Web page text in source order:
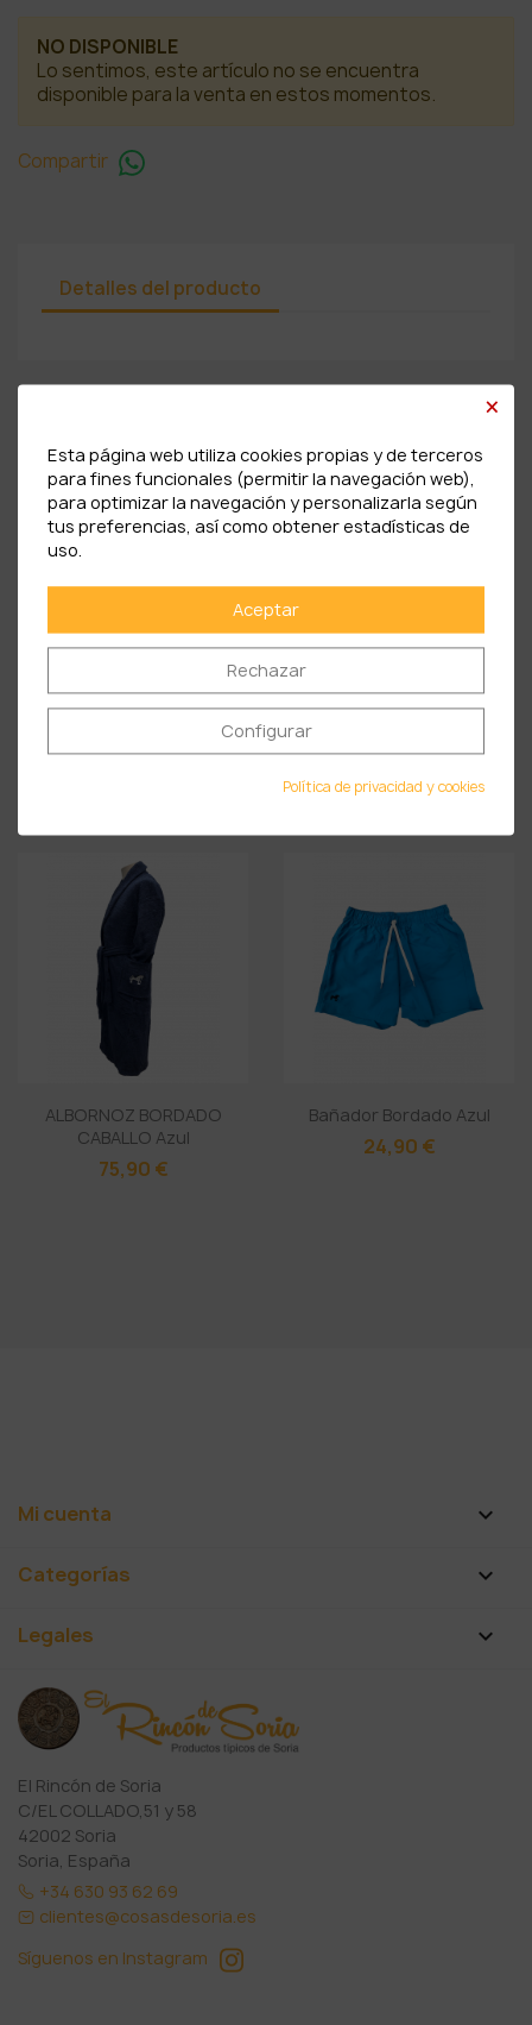
NO DISPONIBLE
Lo sentimos, este artículo no se encuentra
disponible para la venta en estos momentos.
Compartir
Detalles del producto
TOALLA CABALLO DE SORIA
75,90 €
ALBORNOZ BORDADO
CABALLO Azul
75,90 €
Bañador Bordado Azul
24,90 €
Mi cuenta 
Categorías 
Legales 
El Rincón de Soria
C/EL COLLADO,51 y 58
42002 Soria
Soria, España
+34 630 93 62 69
clientes@cosasdesoria.es
Síguenos en Instagram
×
Esta página web utiliza cookies propias y de terceros
para fines funcionales (permitir la navegación web),
para optimizar la navegación y personalizarla según
tus preferencias, así como obtener estadísticas de
uso.
Aceptar
Rechazar
Configurar
Política de privacidad y cookies